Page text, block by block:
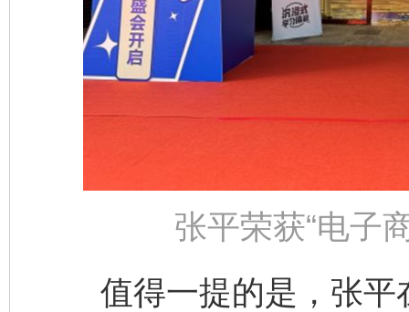
张平荣获“电子
值得一提的是，张平